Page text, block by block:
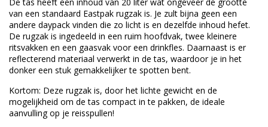
De tas heeft een inhoud van 20 liter wat ongeveer de grootte
van een standaard Eastpak rugzak is. Je zult bijna geen een
andere daypack vinden die zo licht is en dezelfde inhoud hefet.
De rugzak is ingedeeld in een ruim hoofdvak, twee kleinere
ritsvakken en een gaasvak voor een drinkfles. Daarnaast is er
reflecterend materiaal verwerkt in de tas, waardoor je in het
donker een stuk gemakkelijker te spotten bent.
Kortom: Deze rugzak is, door het lichte gewicht en de
mogelijkheid om de tas compact in te pakken, de ideale
aanvulling op je reisspullen!